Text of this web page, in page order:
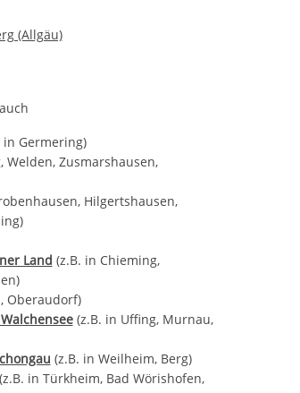
(Allgäu)
in Germering)
Zusmarshausen,
Hilgertshausen,
Land (z.B. in Chieming,
Oberaudorf)
(z.B. in Uffing, Murnau,
(z.B. in Weilheim, Berg)
in Türkheim, Bad Wörishofen,